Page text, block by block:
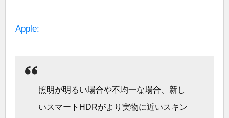
Apple:
照明が明るい場合や不均一な場合、新し
いスマートHDRがより実物に近いスキン